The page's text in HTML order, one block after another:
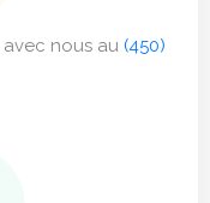
nous au (450)